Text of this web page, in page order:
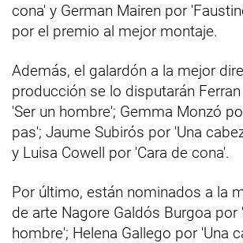
cona' y German Mairen por
por el premio al mejor montaje.
Además, el galardón a la mejor
producción se lo disputarán
'Ser un hombre'; Gemma Monzó
pas'; Jaume Subirós por 'Una
y Luisa Cowell por 'Cara de cona'.
Por último, están nominados a la
de arte Nagore Galdós Burgoa por
hombre'; Helena Gallego por 'Una